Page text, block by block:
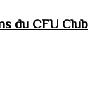
du CFU Club